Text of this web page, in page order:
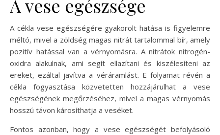
A vese egészsége
A cékla vese egészségére gyakorolt hatása is figyelemre
méltó, mivel a zöldség magas nitrát tartalommal bír, amely
pozitív hatással van a vérnyomásra. A nitrátok nitrogén-
oxidra alakulnak, ami segít ellazítani és kiszélesíteni az
ereket, ezáltal javítva a véráramlást. E folyamat révén a
cékla fogyasztása közvetetten hozzájárulhat a vese
egészségének megőrzéséhez, mivel a magas vérnyomás
hosszú távon károsíthatja a veséket.
Fontos azonban, hogy a vese egészségét befolyásoló